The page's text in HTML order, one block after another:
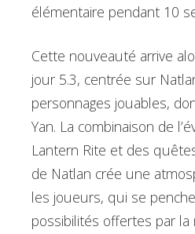
élémentaire pendant 10
Cette nouveauté arrive
jour 5.3, centrée sur
personnages jouables,
Yan. La combinaison de
Lantern Rite et des
de Natlan crée une
les joueurs, qui se
possibilités offertes par la